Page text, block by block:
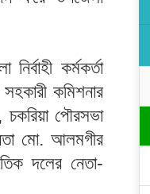
কর্মকর্তা
কমিশনার
পৌরসভা
মো. আলমগীর
দলের নেতা-